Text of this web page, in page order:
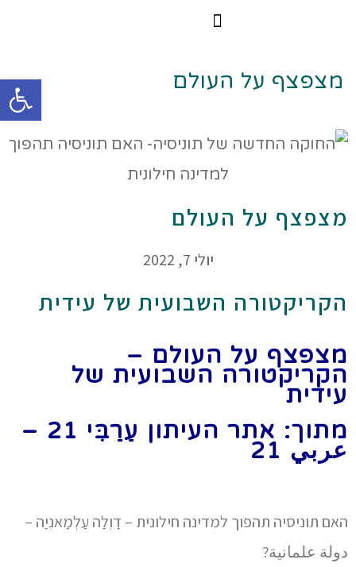
מצפצף על העולם
מצפצף על העולם
יולי 7, 2022
הקריקטורה השבועית של עידית
מצפצף על העולם –
הקריקטורה השבועית של
עידית
מתוך: אתר העיתון עַרַבִּי 21 –
عربي 21
האם תוניסיה תהפוך למדינה חילונית – דַוְלַה עַלְמַאנִיַה –
دولة علمانية?